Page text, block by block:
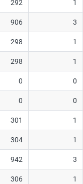
292 1
906 3
298 1
298 1
0 0
0 0
301 1
304 1
942 3
306 1